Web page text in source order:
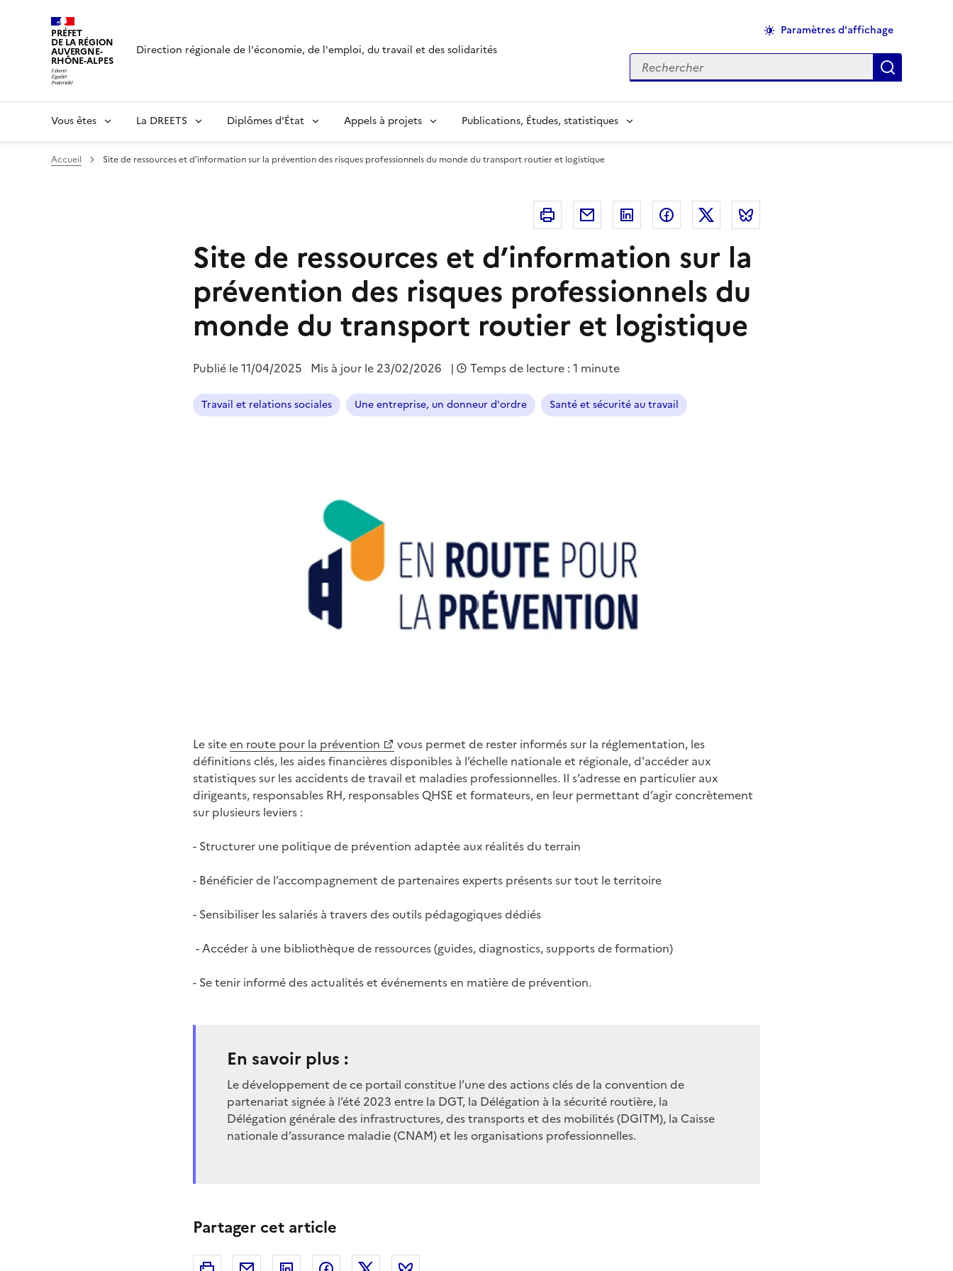
PRÉFET
DE LA RÉGION
AUVERGNE-
RHÔNE-ALPES
Direction régionale de l'économie, de l'emploi, du travail et des solidarités
Paramètres d'affichage
Rechercher
Vous êtes La DREETS Diplômes d'État Appels à projets Publications, Études, statistiques
Accueil Site de ressources et d’information sur la prévention des risques professionnels du monde du transport routier et logistique
Imprimer Courriel Linkedin FacebookTwitter
Site de ressources et d’information sur la
prévention des risques professionnels du
monde du transport routier et logistique
Publié le11/04/2025 Mis à jour le 23/02/2026 | Temps de lecture : 1 minute
Travail et relations sociales Une entreprise, un donneur d'ordre Santé et sécurité au travail
Le siteen route pour la prévention
vous permet de rester informés sur la réglementation, les
définitions clés, les aides financières disponibles à l’échelle nationale et régionale, d'accéder aux
statistiques sur les accidents de travail et maladies professionnelles. Il s’adresse en particulier aux
dirigeants, responsables RH, responsables QHSE et formateurs, en leur permettant d’agir concrètement
sur plusieurs leviers :
- Structurer une politique de prévention adaptée aux réalités du terrain
- Bénéficier de l’accompagnement de partenaires experts présents sur tout le territoire
- Sensibiliser les salariés à travers des outils pédagogiques dédiés
- Accéder à une bibliothèque de ressources (guides, diagnostics, supports de formation)
- Se tenir informé des actualités et événements en matière de prévention.
En savoir plus :
Le développement de ce portail constitue l’une des actions clés de la convention de
partenariat signée à l’été 2023 entre la DGT, la Délégation à la sécurité routière, la
Délégation générale des infrastructures, des transports et des mobilités (DGITM), la Caisse
nationale d’assurance maladie (CNAM) et les organisations professionnelles.
Partager cet article